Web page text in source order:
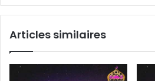
Articles similaires